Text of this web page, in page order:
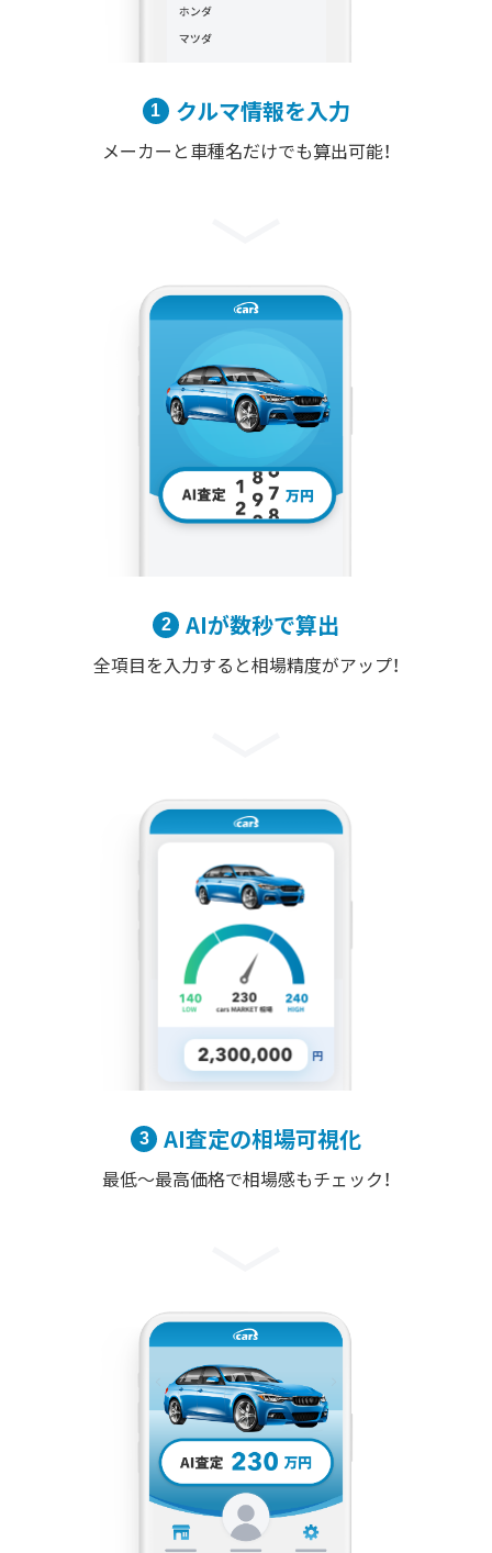
クルマ情報を入力
メーカーと車種名だけでも算出可能！
AIが数秒で算出
全項目を入力すると相場精度がアップ！
AI査定の相場可視化
最低〜最高価格で相場感もチェック！